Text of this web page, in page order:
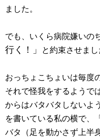
ました。
でも、いくら病院嫌いの
行く！」
と約束させまし
おっちょこちょいは毎度
それで怪我をするようで
からはバタバタしないよ
を書いている私の横で、
バタ（足を動かさず上半